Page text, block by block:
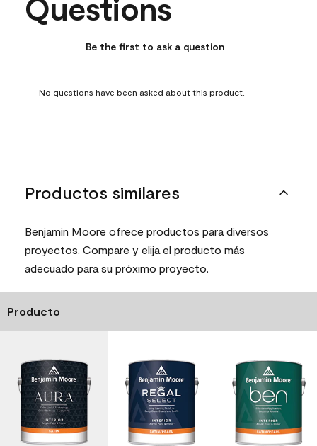
No questions have been asked about this product.
Questions
Be the first to ask a question
No questions have been asked about this product.
Productos similares
Benjamin Moore ofrece productos para diversos
proyectos. Compare y elija el producto más
adecuado para su próximo proyecto.
Producto